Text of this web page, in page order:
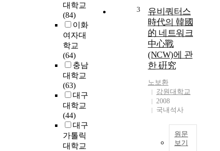
대학교
(84)
이화
여자대
학교
(64)
충남
대학교
(63)
대구
대학교
(44)
대구
가톨릭
대학교
3
유비쿼터스
時代의 韓國
的 네트워크
中心戰
(NCW)에 관
한 硏究
노보환
강원대학교
2008
국내석사
원문
보기